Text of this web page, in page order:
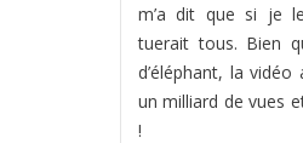
m’a dit que si je
tuerait tous. Bien
d’éléphant, la
un milliard de vues
!